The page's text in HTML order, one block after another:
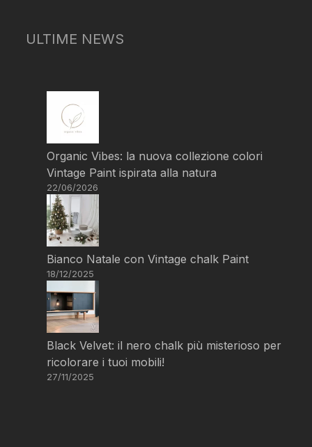
ULTIME NEWS
Organic Vibes: la nuova collezione colori
Vintage Paint ispirata alla natura
22/06/2026
Bianco Natale con Vintage chalk Paint
18/12/2025
Black Velvet: il nero chalk più misterioso per
ricolorare i tuoi mobili!
27/11/2025